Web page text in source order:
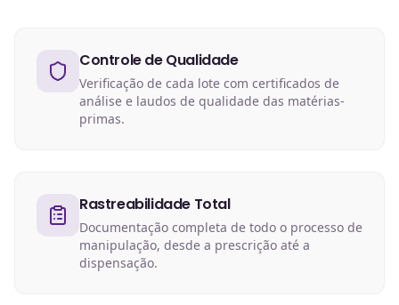
Controle de Qualidade
Verificação de cada lote com certificados de
análise e laudos de qualidade das matérias-
primas.
Rastreabilidade Total
Documentação completa de todo o processo de
manipulação, desde a prescrição até a
dispensação.